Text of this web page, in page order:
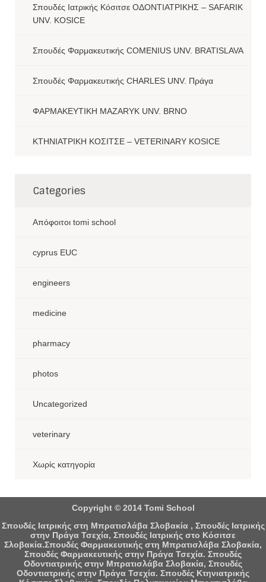
Σπουδές Ιατρικής Κόσιτσε ΟΔΟΝΤΙΑΤΡΙΚΗΣ – SAFARIK
UNV. KOSICE
Σπουδές Φαρμακευτικής COMENIUS UNV. BRATISLAVA
Σπουδές Φαρμακευτικής CHARLES UNV. Πράγα
ΦΑΡΜΑΚΕΥΤΙΚΗ MAZARYK UNV. BRNO
ΚΤΗΝΙΑΤΡΙΚΗ ΚΟΣΙΤΣΕ – VETERINARY KOSICE
Categories
Aπόφοιτοι tomi school
cyprus EUC
engineers
medicine
pharmacy
photos
Uncategorized
veterinary
Χωρίς κατηγορία
Copyright © 2014 Tomi School
Σπουδές Ιατρικής στη Μπρατισλάβα Σλοβακία , Σπουδές Ιατρικής
στην Πράγα Τσεχία, Σπουδές Ιατρικής στο Κόσιτσε
Σλοβακία.Σπουδές Φαρμακευτικής στη Μπρατισλάβα Σλοβακία,
Σπουδές Φαρμακευτικής στην Πράγα Τσεχία. Σπουδές
Οδοντιατρικής στην Μπρατισλάβα Σλοβακία, Σπουδές
Οδοντιατρικής στην Πράγα Τσεχία. Σπουδές Κτηνιατρικής